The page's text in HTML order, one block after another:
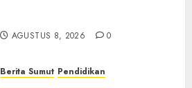
AGUSTUS 8, 2026 0
Berita Sumut Pendidikan